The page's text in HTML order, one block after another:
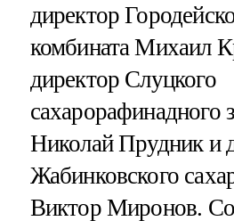
директор
комбината Михаил
директор Слуцкого
сахарорафинадного
Николай Прудник и
Жабинковского
Виктор Миронов.